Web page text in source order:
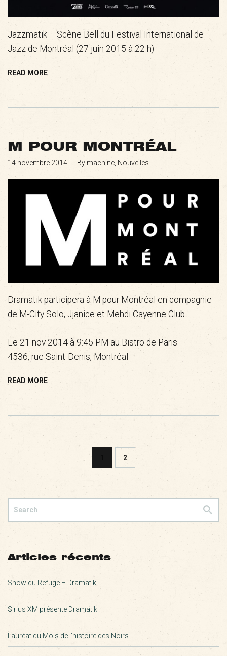
Jazzmatik – Scène Bell du Festival International de
Jazz de Montréal (27 juin 2015 à 22 h)
READ MORE
M POUR MONTRÉAL
14 novembre 2014 By machine, Nouvelles
Dramatik participera à M pour Montréal en compagnie
de M-City Solo, Jjanice et Mehdi Cayenne Club
Le 21 nov 2014 à 9:45 PM au Bistro de Paris
4536, rue Saint-Denis, Montréal
READ MORE
2
Articles récents
Show du Refuge – Dramatik
Sirius XM présente Dramatik
Lauréat du Mois de l’histoire des Noirs